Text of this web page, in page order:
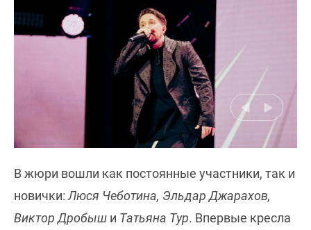
В жюри вошли как постоянные участники, так и
новички: Люся Чеботина, Эльдар Джарахов,
Виктор Дробыш и Татьяна Тур. Впервые кресла